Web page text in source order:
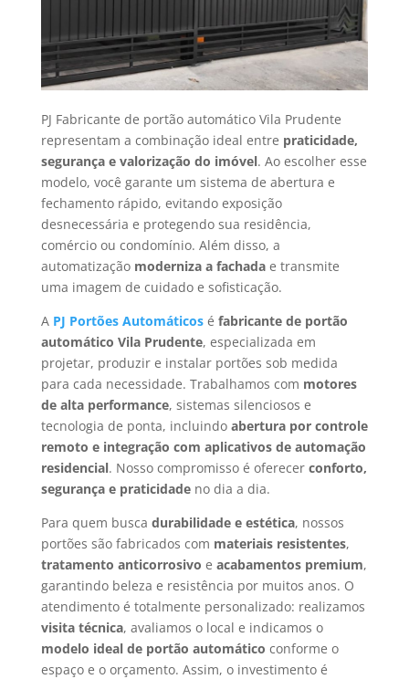
PJ Fabricante de portão automático Vila Prudente
representam a combinação ideal entre praticidade,
segurança e valorização do imóvel. Ao escolher esse
modelo, você garante um sistema de abertura e
fechamento rápido, evitando exposição
desnecessária e protegendo sua residência,
comércio ou condomínio. Além disso, a
automatização moderniza a fachadae transmite
uma imagem de cuidado e sofisticação.
A PJ Portões Automáticosé fabricante de portão
automático Vila Prudente, especializada em
projetar, produzir e instalar portões sob medida
para cada necessidade. Trabalhamos com motores
de alta performance, sistemas silenciosos e
tecnologia de ponta, incluindo abertura por controle
remoto e integração com aplicativos de automação
residencial. Nosso compromisso é oferecer conforto,
segurança e praticidadeno dia a dia.
Para quem busca durabilidade e estética, nossos
portões são fabricados com materiais resistentes,
tratamento anticorrosivo e acabamentos premium,
garantindo beleza e resistência por muitos anos. O
atendimento é totalmente personalizado: realizamos
visita técnica, avaliamos o local e indicamos o
modelo ideal de portão automático conforme o
espaço e o orçamento. Assim, o investimento é